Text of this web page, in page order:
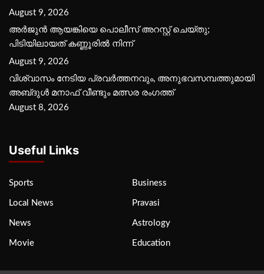
August 9, 2026
അർജുൻ ആയങ്കിയെ പൊലീസ് അറസ്റ്റ് ചെയ്‌തു;
പിടിയിലായത് കണ്ണൂരിൽ നിന്ന്
August 9, 2026
വിശ്വാസം നേടിയ പ്രവർത്തനവും, അനുഭവസമ്പത്തുമായി
അബ്‌ദുൾ മനാഫ് വീണ്ടും മത്സര രംഗത്ത്
August 8, 2026
Useful Links
Sports Business
Local News Pravasi
News Astrology
Movie Education